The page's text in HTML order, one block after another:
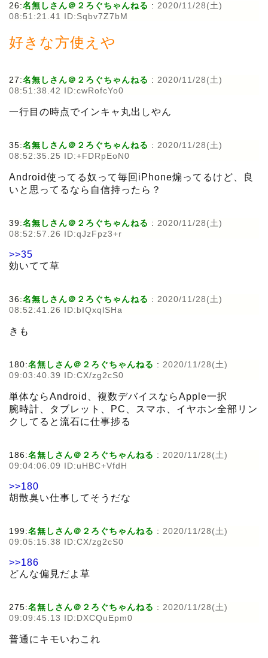
26:名無しさん＠２ろぐちゃんねる : 2020/11/28(土)
08:51:21.41 ID:Sqbv7Z7bM
好きな方使えや
27:名無しさん＠２ろぐちゃんねる : 2020/11/28(土)
08:51:38.42 ID:cwRofcYo0
一行目の時点でインキャ丸出しやん
35:名無しさん＠２ろぐちゃんねる : 2020/11/28(土)
08:52:35.25 ID:+FDRpEoN0
Android使ってる奴って毎回iPhone煽ってるけど、良
いと思ってるなら自信持ったら？
39:名無しさん＠２ろぐちゃんねる : 2020/11/28(土)
08:52:57.26 ID:qJzFpz3+r
>>35
効いてて草
36:名無しさん＠２ろぐちゃんねる : 2020/11/28(土)
08:52:41.26 ID:bIQxqlSHa
きも
180:名無しさん＠２ろぐちゃんねる : 2020/11/28(土)
09:03:40.39 ID:CX/zg2cS0
単体ならAndroid、複数デバイスならApple一択
腕時計、タブレット、PC、スマホ、イヤホン全部リン
クしてると流石に仕事捗る
186:名無しさん＠２ろぐちゃんねる : 2020/11/28(土)
09:04:06.09 ID:uHBC+VfdH
>>180
胡散臭い仕事してそうだな
199:名無しさん＠２ろぐちゃんねる : 2020/11/28(土)
09:05:15.38 ID:CX/zg2cS0
>>186
どんな偏見だよ草
275:名無しさん＠２ろぐちゃんねる : 2020/11/28(土)
09:09:45.13 ID:DXCQuEpm0
普通にキモいわこれ